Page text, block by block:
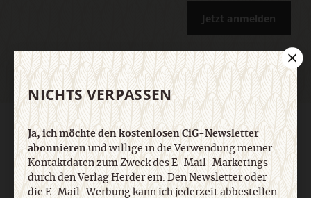
Jetzt anmelden
AGB und Widerrufsbelehrung Datenschutz
Barrierefreiheit
Impressum
Vertrag widerrufen Abo online kündigen
NICHTS VERPASSEN
Ja, ich möchte den kostenlosen CiG-Newsletter
abonnierenund willige in die Verwendung meiner
Kontaktdaten zum Zweck des E-Mail-Marketings
durch den Verlag Herder ein. Den Newsletter oder
die E-Mail-Werbung kann ich jederzeit abbestellen.